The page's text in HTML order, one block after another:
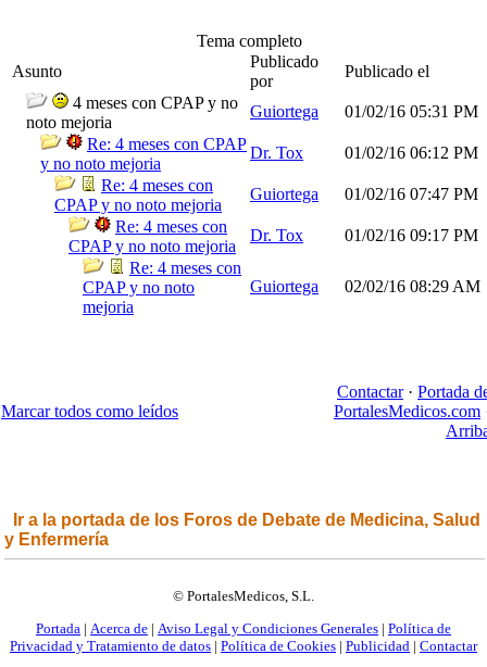
Tema completo
Asunto
Publicado
por
Publicado el
4 meses con CPAP y no
noto mejoria
Guiortega 01/02/16 05:31 PM
Re: 4 meses con CPAP
y no noto mejoria
Dr. Tox 01/02/16 06:12 PM
Re: 4 meses con
CPAP y no noto mejoria
Guiortega 01/02/16 07:47 PM
Re: 4 meses con
CPAP y no noto mejoria
Dr. Tox 01/02/16 09:17 PM
Re: 4 meses con
CPAP y no noto
mejoria
Guiortega 02/02/16 08:29 AM
Marcar todos como leídos
Contactar· Portada
PortalesMedicos.com
Ir a la portada de los Foros de Debate de Medicina, Salud
y Enfermería
© PortalesMedicos, S.L.
Portada | Acerca de | Aviso Legal y Condiciones Generales | Política de
Privacidad y Tratamiento de datos | Política de Cookies | Publicidad | Contactar